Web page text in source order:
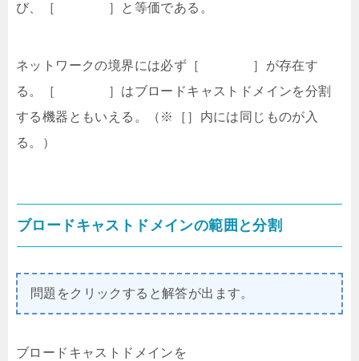
び、［ ］と等価である。
ネットワークの境界には必ず［ ］が存在す
る。［ ］はブロードキャストドメインを分割
する機器ともいえる。（※［］内には同じものが入
る。）
ブロードキャストドメインの範囲と分割
問題をクリックすると解答が出ます。
ブロードキャストドメインを